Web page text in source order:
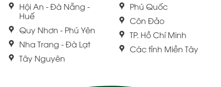
Hội An - Đà Nẵng -
Huế
Quy Nhơn - Phú Yên
Nha Trang - Đà Lạt
Tây Nguyên
Phú Quốc
Côn Đảo
TP. Hồ Chí Minh
Các tỉnh Miền Tây